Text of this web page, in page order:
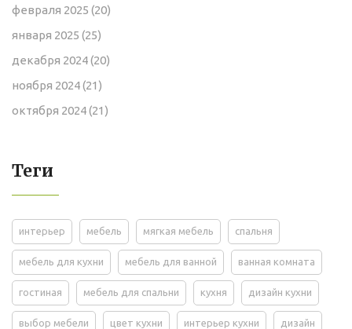
февраля 2025 (20)
января 2025 (25)
декабря 2024(20)
ноября 2024(21)
октября 2024(21)
Теги
интерьер мебель мягкая мебель спальня
мебель для кухни мебель для ванной ванная комната
гостиная мебель для спальни кухня дизайн кухни
выбор мебели цвет кухни интерьер кухни дизайн